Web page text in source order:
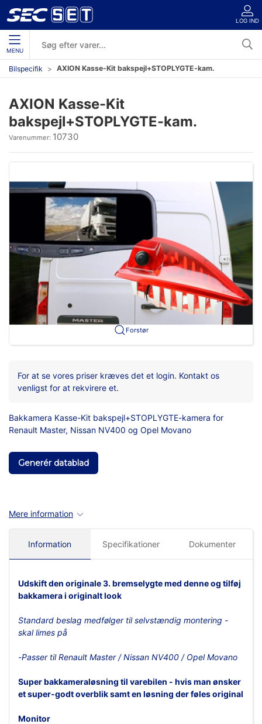
LOG IND
MENU
Bilspecifik AXION Kasse-Kit bakspejl+STOPLYGTE-kam.
AXION Kasse-Kit
bakspejl+STOPLYGTE-kam.
Varenummer: 10730
Forstør
For at se vores priser kræves det et login. Kontakt os
venligst for at rekvirere et.
Bakkamera Kasse-Kit bakspejl+STOPLYGTE-kamera for
Renault Master, Nissan NV400 og Opel Movano
Generér datablad
Mere information
Information Specifikationer Dokumenter
Udskift den originale 3. bremselygte med denne og tilføj
bakkamera i originalt look
Standard beslag medfølger til selvstændig montering -
skal limes på
-Passer til Renault Master / Nissan NV400 / Opel Movano
Super bakkameraløsning til varebilen - hvis man ønsker
et super-godt overblik samt en løsning der føles original
Monitor